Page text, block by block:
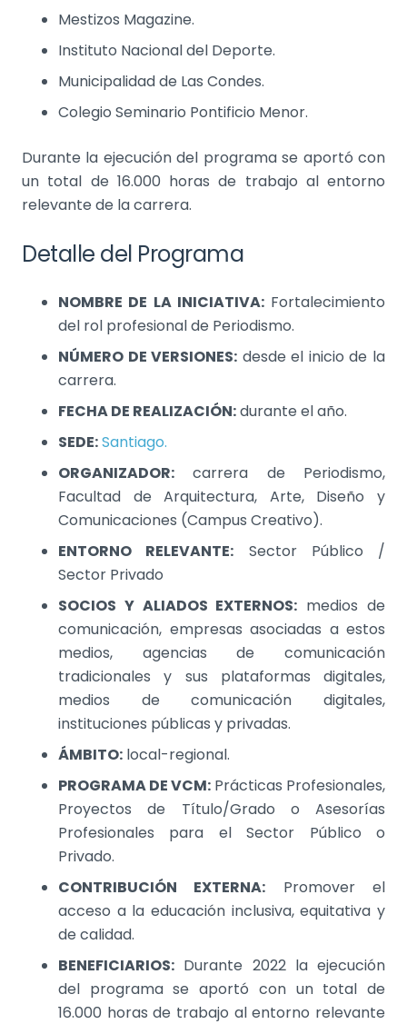
Mestizos Magazine.
Instituto Nacional del Deporte.
Municipalidad de Las Condes.
Colegio Seminario Pontificio Menor.
Durante la ejecución del programa se aportó con
un total de 16.000 horas de trabajo al entorno
relevante de la carrera.
Detalle del Programa
NOMBRE DE LA INICIATIVA:Fortalecimiento
del rol profesional de Periodismo.
NÚMERO DE VERSIONES: desde el inicio de la
carrera.
FECHA DE REALIZACIÓN:durante el año.
SEDE:Santiago.
ORGANIZADOR: carrera de Periodismo,
Facultad de Arquitectura, Arte, Diseño y
Comunicaciones (Campus Creativo).
ENTORNO RELEVANTE: Sector Público /
Sector Privado
SOCIOS Y ALIADOS EXTERNOS: medios de
comunicación, empresas asociadas a estos
medios, agencias de comunicación
tradicionales y sus plataformas digitales,
medios de comunicación digitales,
instituciones públicas y privadas.
ÁMBITO: local-regional.
PROGRAMA DE VCM: Prácticas Profesionales,
Proyectos de Título/Grado o Asesorías
Profesionales para el Sector Público o
Privado.
CONTRIBUCIÓN EXTERNA: Promover el
acceso a la educación inclusiva, equitativa y
de calidad.
BENEFICIARIOS: Durante 2022 la ejecución
del programa se aportó con un total de
16.000 horas de trabajo al entorno relevante